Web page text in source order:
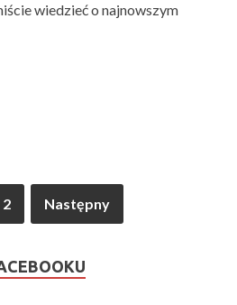
wiedzieć o najnowszym
2 Następny